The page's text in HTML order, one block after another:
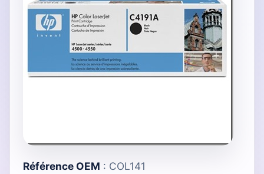
Référence OEM : COL141